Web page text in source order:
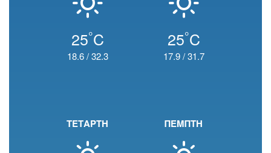
25°C
18.6/32.3
25°C
17.9/31.7
ΤΕΤΑΡΤΗ ΠΕΜΠΤΗ